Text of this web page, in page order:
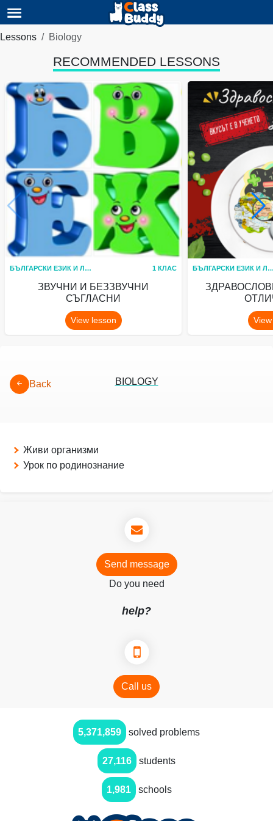
Lessons Biology
RECOMMENDED LESSONS
БЪЛГАРСКИ ЕЗИК И ЛИТЕРАТУРА 1 КЛАС
ЗВУЧНИ И БЕЗЗВУЧНИ
СЪГЛАСНИ
View lesson
БЪЛГАРСКИ ЕЗИК И
Back BIOLOGY
Живи организми
Урок по родинознание
Send message
Do you need
help?
Call us
5,371,859 solved problems
27,116 students
1,981 schools